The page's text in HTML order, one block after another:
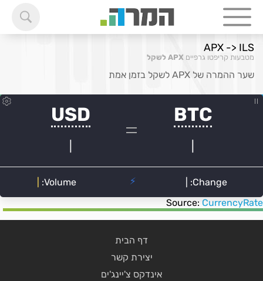
APX -> ILS
מטבעות קריפטו גרפיים APX לשקל
שער ההמרה של APX לשקל בזמן אמת
Source: CurrencyRate
דף הבית
יצירת קשר
אינדקס צ'יינג'ים